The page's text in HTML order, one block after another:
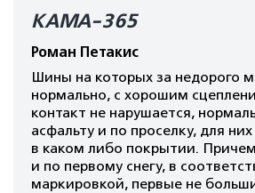
КАМА-365
Роман Петакис
Шины на которых за недорого
нормально, с хорошим
контакт не нарушается,
асфальту и по проселку, для
в каком либо покрытии.
и по первому снегу, в
маркировкой, первые не